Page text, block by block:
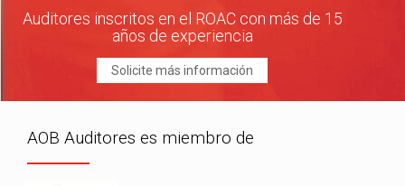
Auditores inscritos en el ROAC con más de 15
años de experiencia
Solicite más información
AOB Auditores es miembro de